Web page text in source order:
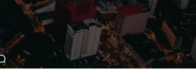
Matérias Nos Cinemas Filmes Séries